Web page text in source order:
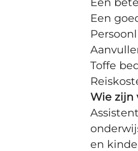
Een
Toffe
Wie zijn
en